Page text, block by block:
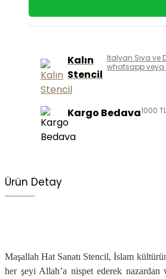
Kalın
Stencil
İtalyan Sıva ve
whatsapp veya
Kargo Bedava1000
Ürün Detay
Maşallah Hat Sanatı Stencil, İslam
her şeyi Allah’a nispet ederek